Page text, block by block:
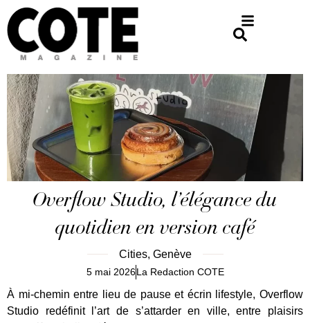
Overflow Studio, l’élégance du
quotidien en version café
Cities, Genève
5 mai 2026La Redaction COTE
À mi-chemin entre lieu de pause et écrin lifestyle, Overflow
Studio redéfinit l’art de s’attarder en ville, entre plaisirs